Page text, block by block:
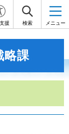
援 検索 メニュー
略課